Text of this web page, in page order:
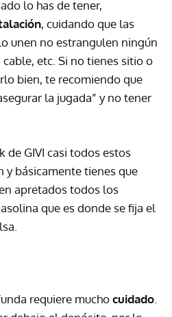
lo has de tener,
, cuidando que las
unen no estrangulen ningún
etc. Si no tienes sitio o
bien, te recomiendo que
la jugada” y no tener
de GIVI casi todos estos
y básicamente tienes que
apretados todos los
que es donde se fija el
requiere muchocuidado